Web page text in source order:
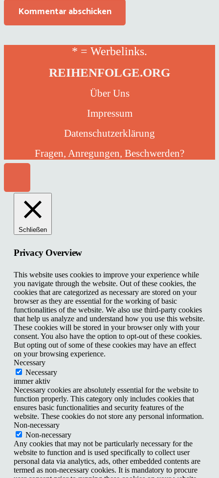
Kommentar abschicken
* = Werbelinks.
REIHENFOLGE.ORG
Über Uns
Impressum
Datenschutzerklärung
Fragen, Anregungen, Beschwerden?
Schließen
Privacy Overview
This website uses cookies to improve your experience while
you navigate through the website. Out of these cookies, the
cookies that are categorized as necessary are stored on your
browser as they are essential for the working of basic
functionalities of the website. We also use third-party cookies
that help us analyze and understand how you use this website.
These cookies will be stored in your browser only with your
consent. You also have the option to opt-out of these cookies.
But opting out of some of these cookies may have an effect
on your browsing experience.
Necessary
Necessary
immer aktiv
Necessary cookies are absolutely essential for the website to
function properly. This category only includes cookies that
ensures basic functionalities and security features of the
website. These cookies do not store any personal information.
Non-necessary
Non-necessary
Any cookies that may not be particularly necessary for the
website to function and is used specifically to collect user
personal data via analytics, ads, other embedded contents are
termed as non-necessary cookies. It is mandatory to procure